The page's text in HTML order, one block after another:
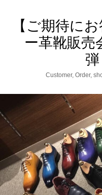
【ご期待に
ー革靴販売
弾
Customer, Order,